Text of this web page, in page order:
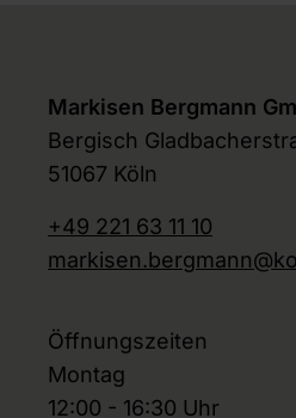
Markisen Bergmann
Bergisch
51067 Köln
+49 221 63 11 10
Öffnungszeiten
Montag
12:00 - 16:30 Uhr